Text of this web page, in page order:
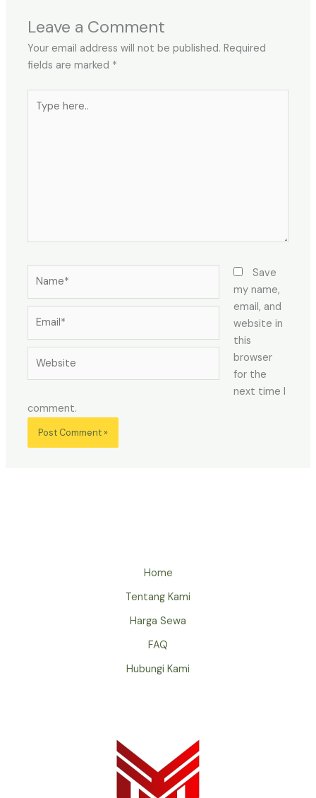
Leave a Comment
Your email address will not be published. Required
fields are marked *
here..
Save
my name,
email, and
website in
this
browser
for the
next time I
comment.
Home
Tentang Kami
Harga Sewa
FAQ
Hubungi Kami